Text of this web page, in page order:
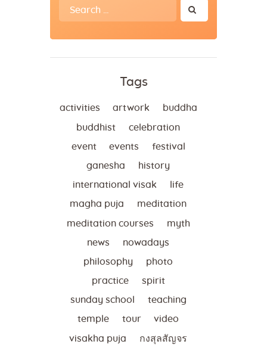
Search
for:
Tags
activities artwork buddha
buddhist celebration
event events festival
ganesha history
international visak life
magha puja meditation
meditation courses myth
news nowadays
philosophy photo
practice spirit
sunday school teaching
temple tour video
visakha puja กงสุลสัญจร